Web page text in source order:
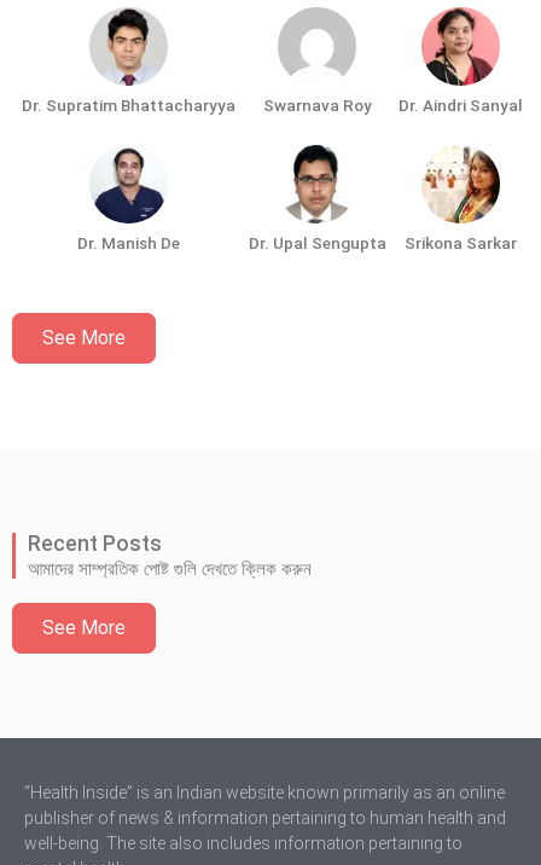
Dr. Supratim Bhattacharyya Swarnava Roy Dr. Aindri Sanyal
Dr. Manish De Dr. Upal Sengupta Srikona Sarkar
See More
Recent Posts
আমাদের সাম্প্রতিক পোষ্ট গুলি দেখতে ক্লিক করুন
See More
“Health Inside” is an Indian website known primarily as an online
publisher of news & information pertaining to human health and
well-being. The site also includes information pertaining to